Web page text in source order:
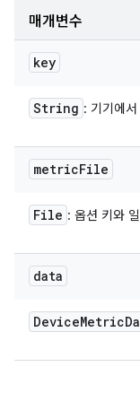
매개변수
key
String : 기기에
metricFile
File : 옵션 키와
data
DeviceMetric